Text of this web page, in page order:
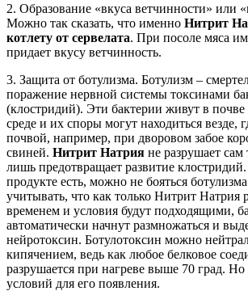
2. Образование «вкуса ветчинности» или
Можно так сказать, что именно Нитрит
котлету от сервелата. При посоле мяса
придает вкусу ветчинность.
3. Защита от ботулизма. Ботулизм –
поражение нервной системы токсинами
(клостридий). Эти бактерии живут в почве
среде и их споры могут находиться везде,
почвой, например, при дворовом забое
свиней. Нитрит Натрия не разрушает
лишь предотвращает развитие
продукте есть, можно не бояться
учитывать, что как только Нитрит Натрия
временем и условия будут подходящими,
автоматически начнут размножаться и
нейротоксин. Ботулотоксин можно
кипячением, ведь как любое белковое
разрушается при нагреве выше 70 град. Но
условий для его появления.